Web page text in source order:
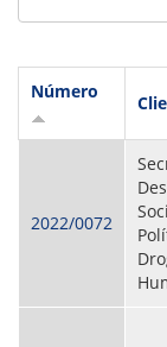
NOTÍCIAS
COMISSÕES
LICITAÇÕES
ATAS DE
CONTRATO
Número
2022/0072